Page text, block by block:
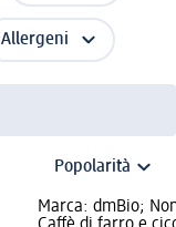
Allergeni
Marca: dmBio;